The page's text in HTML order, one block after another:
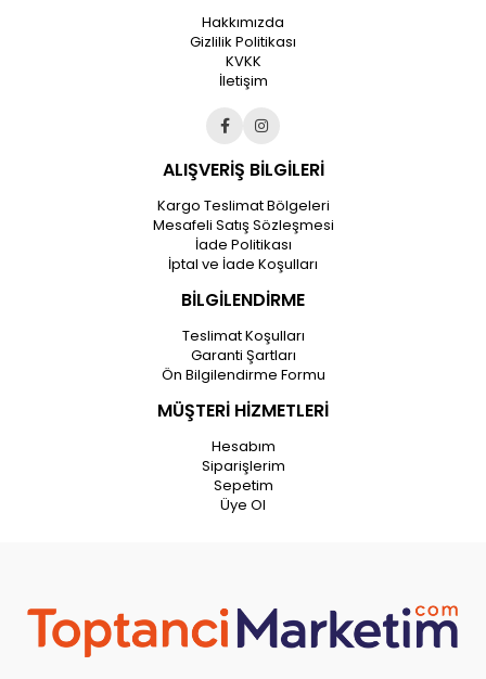
Hakkımızda
Gizlilik Politikası
KVKK
İletişim
ALIŞVERİŞ BİLGİLERİ
Kargo Teslimat Bölgeleri
Mesafeli Satış Sözleşmesi
İade Politikası
İptal ve İade Koşulları
BİLGİLENDİRME
Teslimat Koşulları
Garanti Şartları
Ön Bilgilendirme Formu
MÜŞTERİ HİZMETLERİ
Hesabım
Siparişlerim
Sepetim
Üye Ol